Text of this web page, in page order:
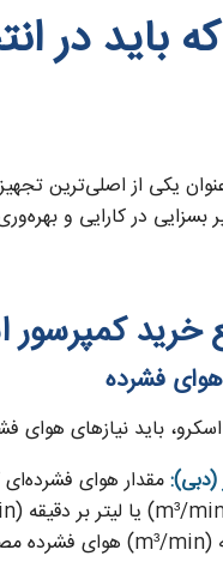
باید در
یکی از اصلی‌ترین
بسزایی در کارایی و
خرید کمپرسور
باید نیازهای
(دبی):مقدار هوای